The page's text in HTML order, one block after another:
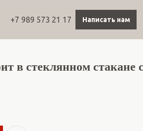
Написать нам
+7 989 573 21 17
в стеклянном